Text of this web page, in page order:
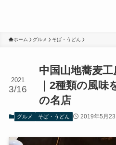
ホーム グルメ そば・うどん
中国山地蕎麦工
｜2種類の風
の名店
2021
3/16
グルメ そば・うどん 2019年5月23